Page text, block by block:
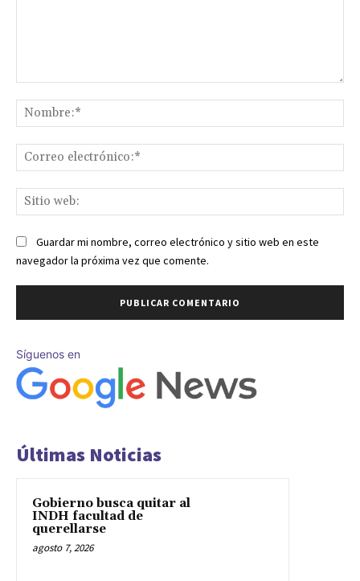
Guardar mi nombre, correo electrónico y sitio web en este
navegador la próxima vez que comente.
Síguenos en
Últimas Noticias
Gobierno busca quitar al
INDH facultad de
querellarse
agosto 7, 2026